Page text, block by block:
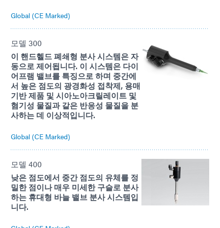
Global (CE Marked)
모델 300
이 핸드헬드 폐쇄형 분사 시스템은 자
동으로 제어됩니다. 이 시스템은 다이
어프램 밸브를 특징으로 하며 중간에
서 높은 점도의 광경화성 접착제, 용매
기반 제품 및 시아노아크릴레이트 및
혐기성 물질과 같은 반응성 물질을 분
사하는 데 이상적입니다.
Global (CE Marked)
모델 400
낮은 점도에서 중간 점도의 유체를 정
밀한 점이나 매우 미세한 구슬로 분사
하는 휴대형 바늘 밸브 분사 시스템입
니다.